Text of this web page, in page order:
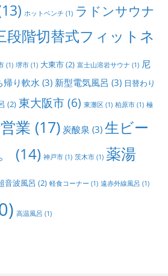
ホットベンチ (1) ラドンサウナ
段階切替式フィットネ
(1) 堺市 (1) 大東市(2) 富士山溶岩サウナ (1) 尼
帰り軟水 (3) 新型電気風呂 (3) 日替わり
(2) 東大阪市(6) 東灘区 (1) 柏原市 (1) 極
業 (17) 炭酸泉 (3) 生ビー
(14) 神戸市 (1) 茨木市 (1) 薬湯
音波風呂 (2) 軽食コーナー (1) 遠赤外線風呂 (1)
高温風呂 (1)